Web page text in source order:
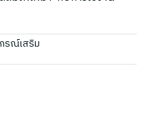
รณ์เสริม